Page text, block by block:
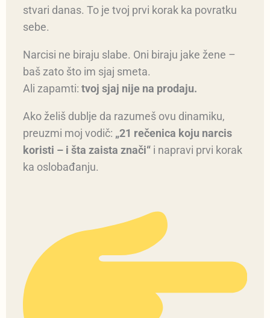
stvari danas. To je tvoj prvi korak ka povratku
sebe.
Narcisi ne biraju slabe. Oni biraju jake žene –
baš zato što im sjaj smeta.
Ali zapamti: tvoj sjaj nije na prodaju.
Ako želiš dublje da razumeš ovu dinamiku,
preuzmi moj vodič: „21 rečenica koju narcis
koristi – i šta zaista znači“i napravi prvi korak
ka oslobađanju.